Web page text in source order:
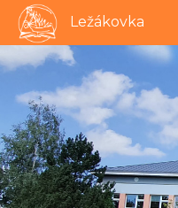
Ležákovka